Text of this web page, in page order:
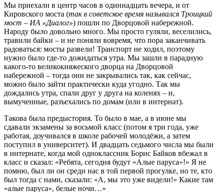
Мы приехали в центр часов в одиннадцать вечера, и от
Кировского моста (так в советское время назывался Троицкий
мост – ИА «Диалог») пошли по Дворцовой набережной.
Народу было довольно много. Мы просто гуляли, веселились,
травили байки – и не поняли вовремя, что пора заканчивать
радоваться: мосты развели! Транспорт не ходил, поэтому
нужно было где-то дожидаться утра. Мы зашли в парадную
какого-то великокняжеского дворца на Дворцовой
набережной – тогда они не закрывались так, как сейчас,
можно было зайти практически куда угодно. Так мы
дождались утра, спали друг у друга на коленях – и,
вымученные, разъехались по домам (или в интернат).
Такова была предыстория. То было в мае, а в июне мы
сдавали экзамены за восьмой класс (потом я три года, уже
работая, доучивался в школе рабочей молодёжи, а затем
поступил в университет). И двадцать седьмого числа мы были
в интернате, когда мой одноклассник Борис Байков вбежал в
класс и сказал: «Ребята, сегодня будут «Алые паруса»!» Я не
помню, был ли он среди нас в той первой прогулке, но те, кто
был тогда с нами, сказали: «А, мы это уже видели!» Какие там
«алые паруса», белые ночи…»